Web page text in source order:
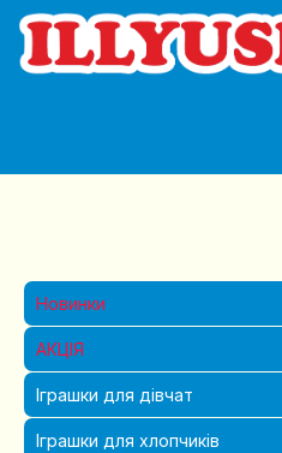
Новинки
АКЦІЯ
Іграшки для дівчат
Іграшки для хлопчиків